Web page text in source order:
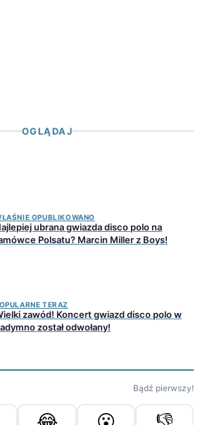
OGLĄDAJ
OPUBLIKOWANO
ubrana gwiazda disco polo na
Polsatu? Marcin Miller z Boys!
TERAZ
zawód! Koncert gwiazd disco polo w
został odwołany!
Bądź pierwszy!